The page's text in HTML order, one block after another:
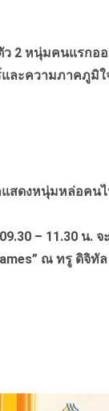
หนุ่มคนแรกออ
ละความภาคภูมิ
ดงหนุ่มหล่อคนไ
– 11.30 น.
ณ ทรู ดิจิทั